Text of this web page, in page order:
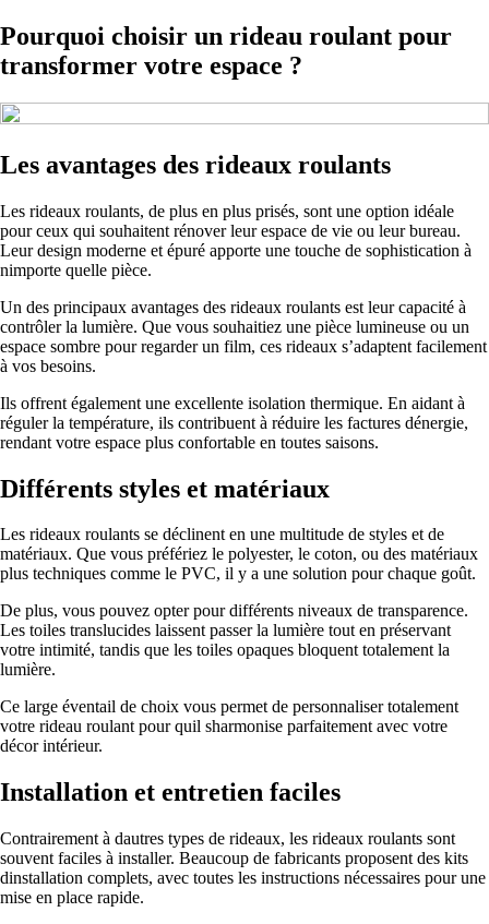
Pourquoi choisir un rideau roulant pour
transformer votre espace ?
Les avantages des rideaux roulants
Les rideaux roulants, de plus en plus prisés, sont une option idéale
pour ceux qui souhaitent rénover leur espace de vie ou leur bureau.
Leur design moderne et épuré apporte une touche de sophistication à
nimporte quelle pièce.
Un des principaux avantages des rideaux roulants est leur capacité à
contrôler la lumière. Que vous souhaitiez une pièce lumineuse ou un
espace sombre pour regarder un film, ces rideaux s’adaptent facilement
à vos besoins.
Ils offrent également une excellente isolation thermique. En aidant à
réguler la température, ils contribuent à réduire les factures dénergie,
rendant votre espace plus confortable en toutes saisons.
Différents styles et matériaux
Les rideaux roulants se déclinent en une multitude de styles et de
matériaux. Que vous préfériez le polyester, le coton, ou des matériaux
plus techniques comme le PVC, il y a une solution pour chaque goût.
De plus, vous pouvez opter pour différents niveaux de transparence.
Les toiles translucides laissent passer la lumière tout en préservant
votre intimité, tandis que les toiles opaques bloquent totalement la
lumière.
Ce large éventail de choix vous permet de personnaliser totalement
votre rideau roulant pour quil sharmonise parfaitement avec votre
décor intérieur.
Installation et entretien faciles
Contrairement à dautres types de rideaux, les rideaux roulants sont
souvent faciles à installer. Beaucoup de fabricants proposent des kits
dinstallation complets, avec toutes les instructions nécessaires pour une
mise en place rapide.